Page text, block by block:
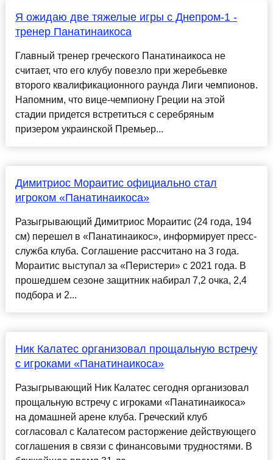
Я ожидаю две тяжелые игры с Днепром-1 -
тренер Панатинаикоса
Главный тренер греческого Панатинаикоса не
считает, что его клубу повезло при жеребьевке
второго квалификационного раунда Лиги чемпионов.
Напомним, что вице-чемпиону Греции на этой
стадии придется встретиться с серебряным
призером украинской Премьер...
Димитриос Мораитис официально стал
игроком «Панатинаикоса»
Разыгрывающий Димитриос Мораитис (24 года, 194
см) перешел в «Панатинаикос», информирует пресс-
служба клуба. Соглашение рассчитано на 3 года.
Мораитис выступал за «Перистери» с 2021 года. В
прошедшем сезоне защитник набирал 7,2 очка, 2,4
подбора и 2...
Ник Калатес организовал прощальную встречу
с игроками «Панатинаикоса»
Разыгрывающий Ник Калатес сегодня организовал
прощальную встречу с игроками «Панатинаикоса»
на домашней арене клуба. Греческий клуб
согласовал с Калатесом расторжение действующего
соглашения в связи с финансовыми трудностями. В